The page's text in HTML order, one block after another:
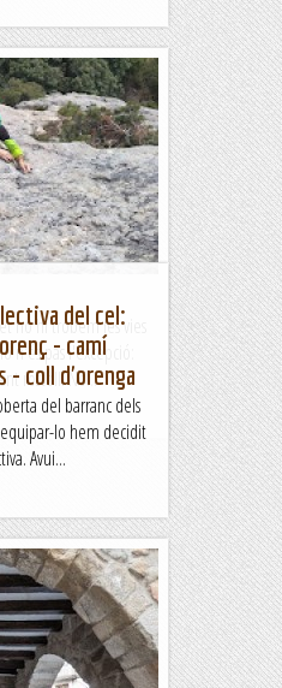
no hi trobem les vies
n'és pas l'excepció:
rostoll. No...
del cel:
- camí
- coll d'orenga
del barranc dels
lo hem decidit
Avui...